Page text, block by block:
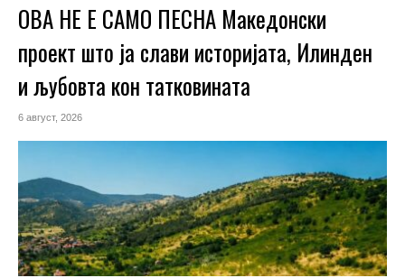
ОВА НЕ Е САМО ПЕСНА Македонски
проект што ја слави историјата, Илинден
и љубовта кон татковината
6 август, 2026